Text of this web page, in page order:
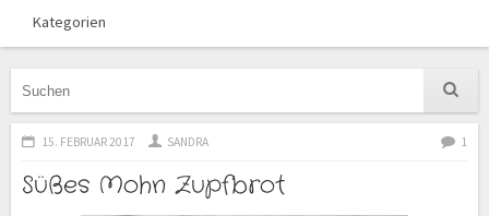
Kategorien
15. FEBRUAR 2017 SANDRA 1
Süßes Mohn Zupfbrot